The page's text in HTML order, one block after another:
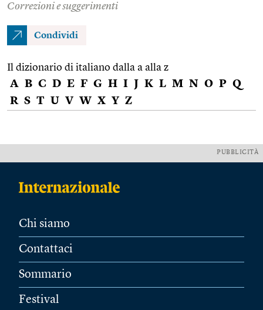
Correzioni e suggerimenti
Condividi
Il dizionario di italiano dalla a alla z
A B C D E F G H I J K L M N O P Q
R S T U V W X Y Z
PUBBLICITÀ
Chi siamo
Contattaci
Sommario
Festival